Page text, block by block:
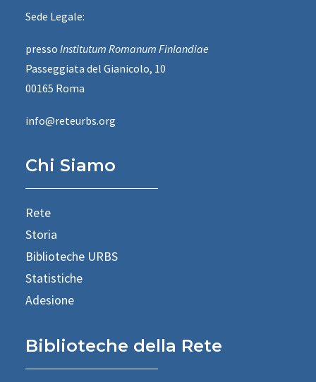
Sede Legale:
presso Institutum Romanum Finlandiae
Passeggiata del Gianicolo, 10
00165 Roma
info@reteurbs.org
Chi Siamo
Rete
Storia
Biblioteche URBS
Statistiche
Adesione
Biblioteche della Rete